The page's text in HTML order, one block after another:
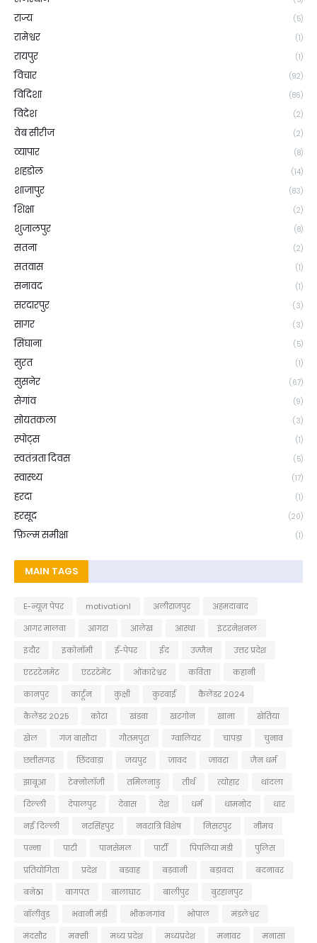
राज्य (5)
रामेश्वर (1)
रायपुर (1)
विचार (92)
विदिशा (86)
विदेश (2)
वेब सीरीज (2)
व्यापार (8)
शहडोल (14)
शाजापुर (83)
शिक्षा (2)
शुजालपुर (8)
सतना (2)
सतवास (1)
सनावद (1)
सरदारपुर (3)
सागर (3)
सिंघाना (5)
सुरत (1)
सुसनेर (67)
सेगांव (9)
सोयतकला (3)
स्पोट्स (1)
स्वतंत्रता दिवस (5)
स्वास्थ्य (17)
हरदा (1)
हरसूद (20)
फ़िल्म समीक्षा (1)
MAIN TAGS
E-न्यूज़ पेपर motivationl अलीराजपुर
अहमदाबाद
आगर मालवा
आगरा आलेख आस्था
इंटरनेशनल
इंदौर
इकोनॉमी ई-पेपर ईद उज्जैन
उत्तर प्रदेश
एंटरटेनमेट
एंटरटेमेंट ओंकारेश्वर कविता
कहानी
कानपुर
कार्टून कुक्षी कुरवाई
कैलेंडर 2024
कैलेंडर 2025
कोटा खंडवा खरगोन खाना
खेतिया
खेल
गंज बासौदा गौतमपुरा ग्वालियर चापड़ा
चुनाव
छत्तीसगढ़
छिंदवाड़ा जयपुर जावद जावरा
जैन धर्म
झाबूआ
टेक्नोलॉजी तमिलनाडु तीर्थ त्योहार
थांदला
दिल्ली
देपालपुर देवास देश धर्म धामनोद
धार
नई दिल्ली
नरसिंहपुर नवरात्रि विशेष निसरपुर
नीमच
पन्ना
पाटी पानसेमल पार्टी पिपलिया मंडी
पुलिस
प्रतियोगिता
प्रदेश बडवाह बड़वानी बड़ावदा
बदनावर
बनेठा
बागपत बालाघाट बालीपुर
बुरहानपुर
बॉलीवुड
भवानी मंडी भीकनगांव भोपाल
मंडलेश्वर
मंदसौर
मक्सी मध्य प्रदेश मध्यप्रदेश मनावर
मनासा